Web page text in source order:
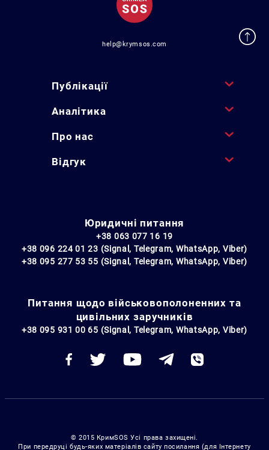
help@krymsos.com
Публікації
Аналітика
Про нас
Відгук
Юридичні питання
+38 063 077 16 19
+38 096 224 01 23 (Signal, Telegram, WhatsApp, Viber)
+38 095 277 53 55 (Signal, Telegram, WhatsApp, Viber)
Питання щодо військовополоненних та
цивільних заручників
+38 095 931 00 65 (Signal, Telegram, WhatsApp, Viber)
© 2015 КримSOS Усі права захищені.
При передруці будь-яких матеріалів сайту посилання (для Інтернету